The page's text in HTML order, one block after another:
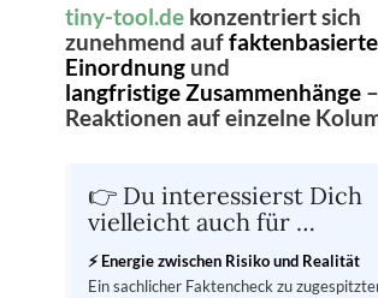
tiny-tool.dekonzentriert sich
zunehmend auffaktenbasierte
Einordnungund
langfristige Zusammenhänge
Reaktionen auf einzelne
👉 Du interessierst Dich
vielleicht auch für …
⚡ Energie zwischen Risiko und Realität
Ein sachlicher Faktencheck zu